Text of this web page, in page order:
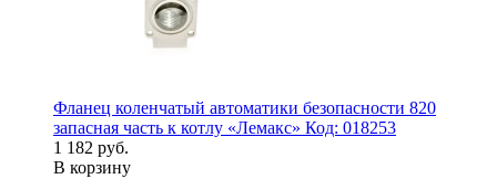
Фланец коленчатый автоматики безопасности 820
запасная часть к котлу «Лемакс» Код: 018253
1 182 руб.
В корзину